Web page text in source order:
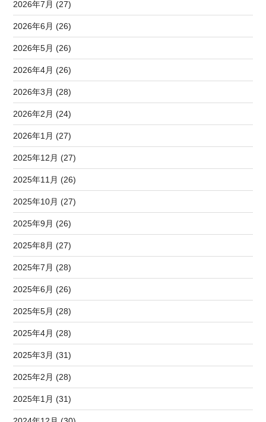
2026年7月 (27)
2026年6月 (26)
2026年5月 (26)
2026年4月 (26)
2026年3月 (28)
2026年2月 (24)
2026年1月 (27)
2025年12月 (27)
2025年11月 (26)
2025年10月 (27)
2025年9月 (26)
2025年8月 (27)
2025年7月 (28)
2025年6月 (26)
2025年5月 (28)
2025年4月 (28)
2025年3月 (31)
2025年2月 (28)
2025年1月 (31)